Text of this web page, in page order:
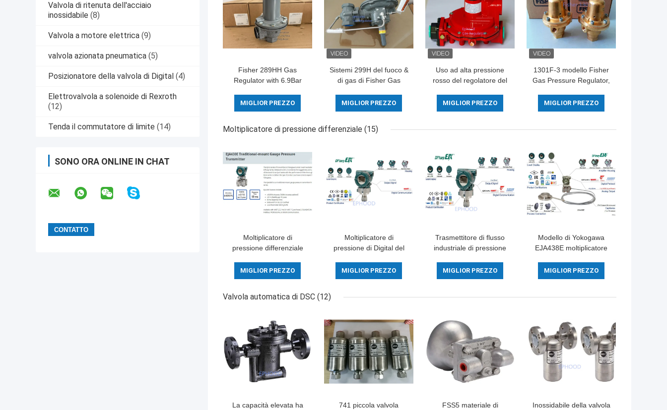
Valvola di ritenuta dell'acciaio
inossidabile (8)
Valvola a motore elettrica (9)
valvola azionata pneumatica (5)
Posizionatore della valvola di Digital (4)
Elettrovalvola a solenoide di Rexroth
(12)
Tenda il commutatore di limite (14)
SONO ORA ONLINE IN CHAT
Fisher 289HH Gas
Regulator with 6.9Bar
75psi Spring Range and
Nitrile Diaphragm
MIGLIOR PREZZO
Sistemi 299H del fuoco &
di gas di Fisher Gas
dell'americano di lunga
vita
MIGLIOR PREZZO
Uso ad alta pressione
rosso del regolatore del
GPL di colore per la
cottura, lunga vita
MIGLIOR PREZZO
1301F-3 modello Fisher
Gas Pressure Regulator,
Valve
MIGLIOR PREZZO
Moltiplicatore di pressione differenziale (15)
Moltiplicatore di
pressione differenziale
di EJA430E dall'originale
del Giappone
MIGLIOR PREZZO
Moltiplicatore di
pressione di Digital del
pressione di High
Performance Diff del
MIGLIOR PREZZO
Trasmettitore di flusso
industriale di pressione
con la misura accurata
MIGLIOR PREZZO
Modello di Yokogawa
EJA438E moltiplicatore
di 3600 PSI con la
guarnizione a distanza
MIGLIOR PREZZO
Valvola automatica di DSC (12)
La capacità elevata ha
741 piccola valvola
FSS5 materiale di
Inossidabile della valvola